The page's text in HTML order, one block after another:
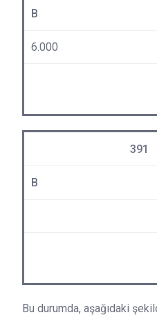
B
6.000
391
B
Bu durumda, aşağıdaki